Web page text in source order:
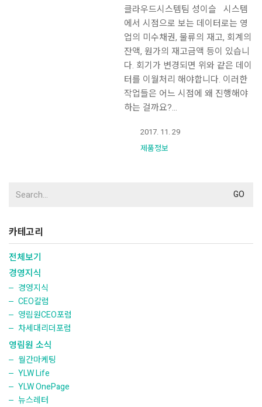
클라우드시스템팀 성이슬 시스템
에서 시점으로 보는 데이터로는 영
업의 미수채권, 물류의 재고, 회계의
잔액, 원가의 재고금액 등이 있습니
다. 회기가 변경되면 위와 같은 데이
터를 이월처리 해야합니다. 이러한
작업들은 어느 시점에 왜 진행해야
하는 걸까요?…
2017. 11. 29
제품정보
for:
카테고리
전체보기
경영지식
경영지식
CEO칼럼
영림원CEO포럼
차세대리더포럼
영림원 소식
월간마케팅
YLW Life
YLW OnePage
뉴스레터